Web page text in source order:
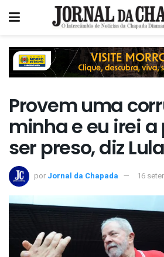
Provem uma
minha e eu irei
ser preso, diz Lula
por Jornal da Chapada 16